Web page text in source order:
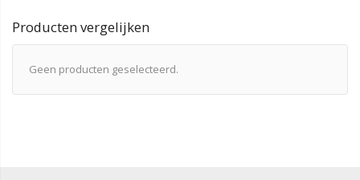
Producten vergelijken
Geen producten geselecteerd.